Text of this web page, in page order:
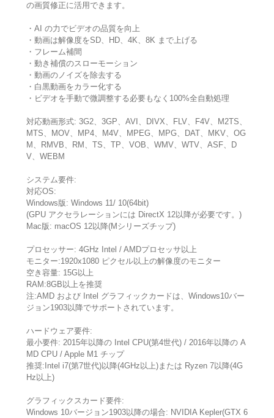
の画質修正に活用できます。
・AI の力でビデオの品質を向上
・動画は解像度をSD、HD、4K、8K まで上げる
・フレーム補間
・動き補償のスローモーション
・動画のノイズを除去する
・白黒動画をカラー化する
・ビデオを手動で微調整する必要もなく100%全自動処理
対応動画形式: 3G2、3GP、AVI、DIVX、FLV、F4V、M2TS、
MTS、MOV、MP4、M4V、MPEG、MPG、DAT、MKV、OG
M、RMVB、RM、TS、TP、VOB、WMV、WTV、ASF、D
V、WEBM
システム要件:
対応OS:
Windows版: Windows 11/ 10(64bit)
(GPU アクセラレーションには DirectX 12以降が必要です。)
Mac版: macOS 12以降(Mシリーズチップ)
プロセッサー: 4GHz Intel / AMDプロセッサ以上
モニター:1920x1080 ピクセル以上の解像度のモニター
空き容量: 15G以上
RAM:8GB以上を推奨
注:AMD および Intel グラフィックカードは、Windows10バー
ジョン1903以降でサポートされています。
ハードウェア要件:
最小要件: 2015年以降の Intel CPU(第4世代) / 2016年以降の A
MD CPU / Apple M1 チップ
推奨:Intel i7(第7世代)以降(4GHz以上)または Ryzen 7以降(4G
Hz以上)
グラフィックスカード要件:
Windows 10バージョン1903以降の場合: NVIDIA Kepler(GTX 6